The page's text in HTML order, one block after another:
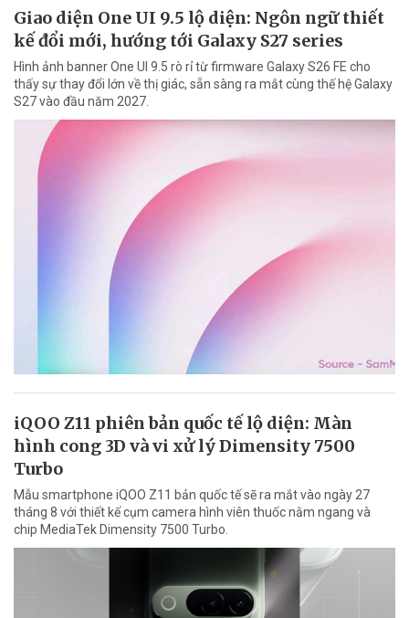
Giao diện One UI 9.5 lộ diện: Ngôn ngữ thiết
kế đổi mới, hướng tới Galaxy S27 series
Hình ảnh banner One UI 9.5 rò rỉ từ firmware Galaxy S26 FE cho
thấy sự thay đổi lớn về thị giác, sẵn sàng ra mắt cùng thế hệ Galaxy
S27 vào đầu năm 2027.
iQOO Z11 phiên bản quốc tế lộ diện: Màn
hình cong 3D và vi xử lý Dimensity 7500
Turbo
Mẫu smartphone iQOO Z11 bản quốc tế sẽ ra mắt vào ngày 27
tháng 8 với thiết kế cụm camera hình viên thuốc nằm ngang và
chip MediaTek Dimensity 7500 Turbo.